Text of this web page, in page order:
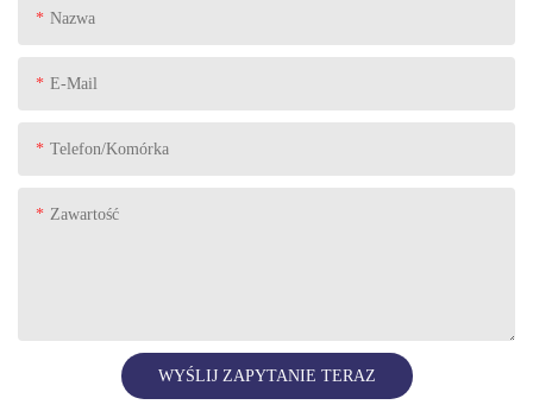
Nazwa
E-Mail
Telefon/komórka
Zawartość
WYŚLIJ ZAPYTANIE TERAZ